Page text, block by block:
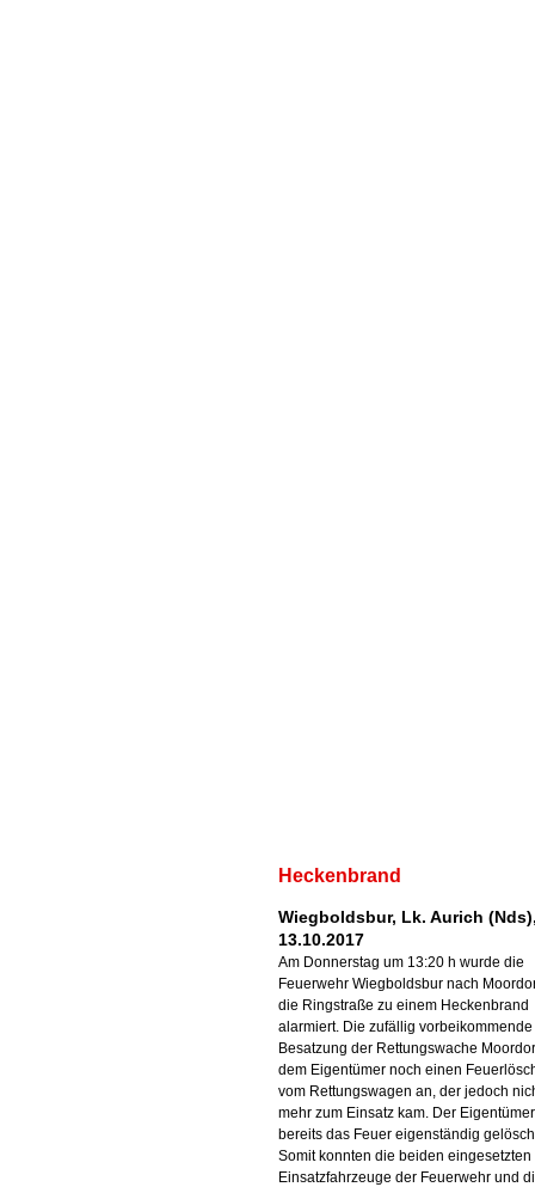
Heckenbrand
Wiegboldsbur, Lk. Aurich
13.10.2017
Am Donnerstag um 13:20 h wurde die
Feuerwehr Wiegboldsbur nach
die Ringstraße zu einem Heckenbrand
alarmiert. Die zufällig vorbeikommende
Besatzung der Rettungswache
dem Eigentümer noch einen
vom Rettungswagen an, der jedoch
mehr zum Einsatz kam. Der
bereits das Feuer eigenständig
Somit konnten die beiden eingesetzten
Einsatzfahrzeuge der Feuerwehr und